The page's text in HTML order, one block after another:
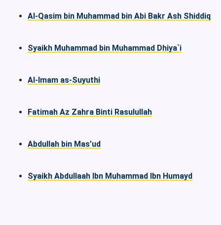
Al-Qasim bin Muhammad bin Abi Bakr Ash Shiddiq
Syaikh Muhammad bin Muhammad Dhiya`i
Al-Imam as-Suyuthi
Fatimah Az Zahra Binti Rasulullah
Abdullah bin Mas’ud
Syaikh Abdullaah Ibn Muhammad Ibn Humayd